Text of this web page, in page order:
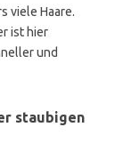
viele Haare.
ist hier
und
staubigen